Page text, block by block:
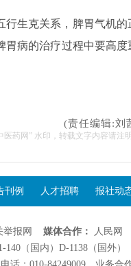
行生克关系，脾胃气机的
胃病的治疗过程中要高度
(责任编辑:刘
药网” 水印，转载文字内容请注明
刊例 人才招聘 报社动
报网 媒体合作： 人民网
（国内）D-1138（国外）